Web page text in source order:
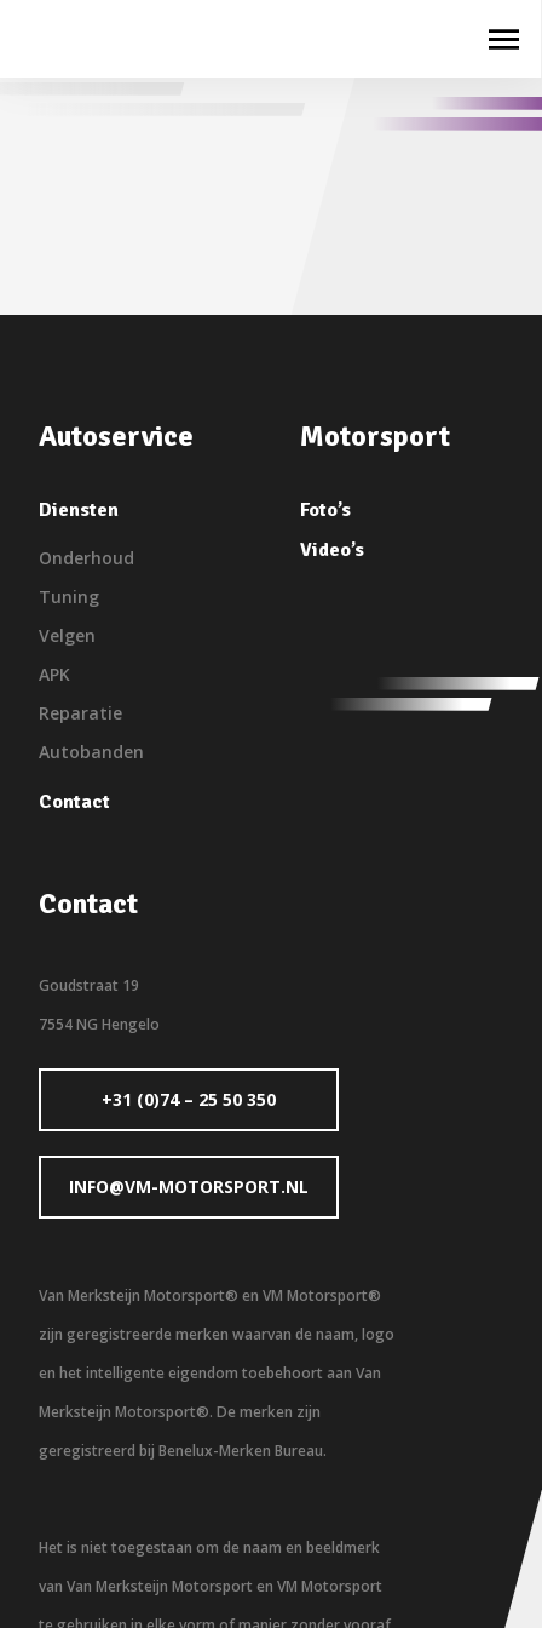
Autoservice
Diensten
Onderhoud
Tuning
Velgen
APK
Reparatie
Autobanden
Contact
Motorsport
Foto’s
Video’s
Contact
Goudstraat 19
7554 NG Hengelo
+31 (0)74 – 25 50 350
INFO@VM-MOTORSPORT.NL
Van Merksteijn Motorsport® en VM Motorsport®
zijn geregistreerde merken waarvan de naam, logo
en het intelligente eigendom toebehoort aan Van
Merksteijn Motorsport®. De merken zijn
geregistreerd bij Benelux-Merken Bureau.
Het is niet toegestaan om de naam en beeldmerk
van Van Merksteijn Motorsport en VM Motorsport